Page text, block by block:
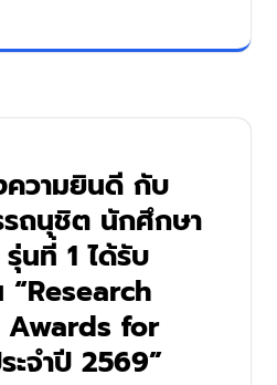
วามยินดี กับ
ถนุชิต นักศึกษา
นที่ 1 ได้รับ
“Research
for
จำปี 2569”